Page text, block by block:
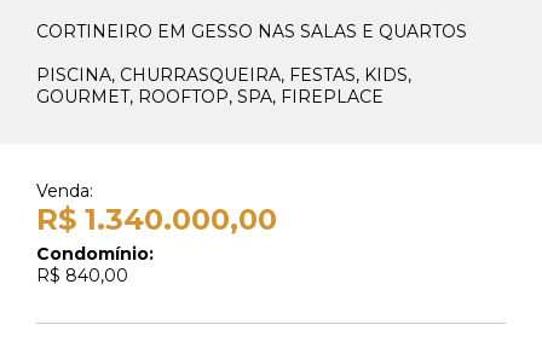
Whats Locação
41 99270-3712
CORTINEIRO EM GESSO NAS SALAS E QUARTOS
PISCINA, CHURRASQUEIRA, FESTAS, KIDS,
GOURMET, ROOFTOP, SPA, FIREPLACE
Venda:
R$ 1.340.000,00
Condomínio:
R$ 840,00